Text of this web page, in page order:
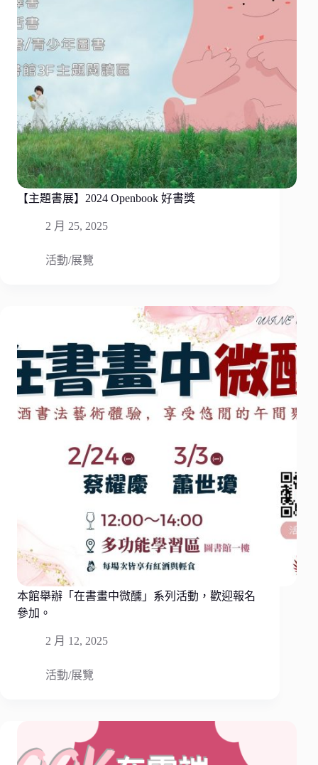
【主題書展】2024 Openbook 好書獎
2 月 25, 2025
活動/展覽
本館舉辦「在書畫中微醺」系列活動，歡迎報名
參加。
2 月 12, 2025
活動/展覽